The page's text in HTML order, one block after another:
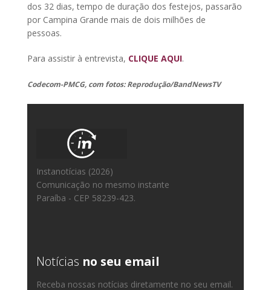
dos 32 dias, tempo de duração dos festejos, passarão
por Campina Grande mais de dois milhões de
pessoas.
Para assistir à entrevista, CLIQUE AQUI.
Codecom-PMCG, com fotos: Reprodução/BandNewsTV
Instanotícias (2026)
Comunicação no mesmo instante
Paraíba - CEP 58239-423.
Notícias no seu email
Receba nossas notícias diretamente no seu email.